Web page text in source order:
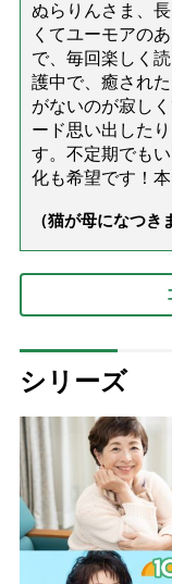
ぬらりんさま、
くてユーモアの
で、毎回楽しく
護中で、癒され
がないのが寂し
ード思い出した
す。不定期でも
化も希望です！
（猫が母になつ
シリーズ